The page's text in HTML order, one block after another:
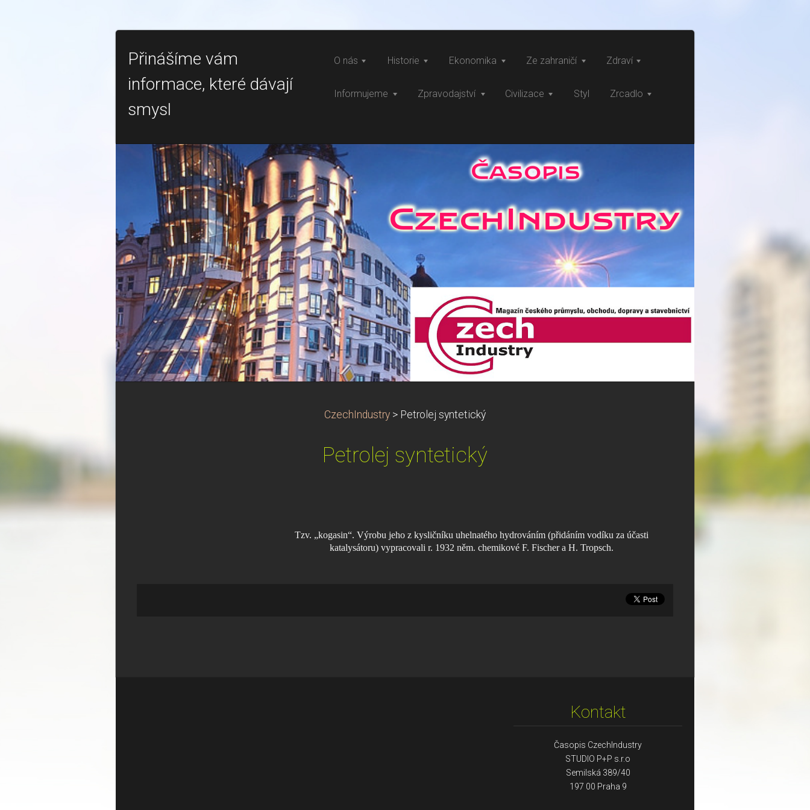
Přinášíme vám
informace, které dávají
smysl
O nás Historie Ekonomika Ze zahraničí Zdraví
Informujeme Zpravodajství Civilizace Styl Zrcadlo
CzechIndustry > Petrolej syntetický
Petrolej syntetický
Tzv. „kogasin“. Výrobu jeho z kysličníku uhelnatého hydrováním (přidáním vodíku za účasti
katalysátoru) vypracovali r. 1932 něm. chemikové F. Fischer a H. Tropsch.
Kontakt
Časopis CzechIndustry
STUDIO P+P s.r.o
Semilská 389/40
197 00 Praha 9